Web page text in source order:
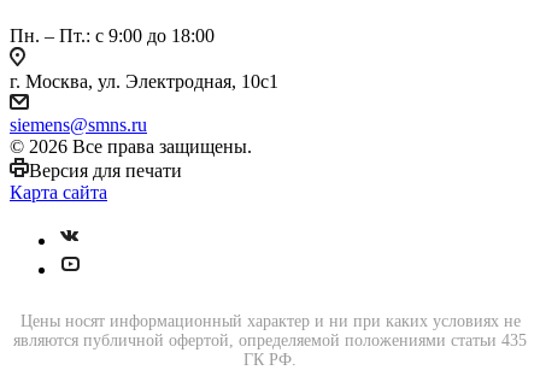
Пн. – Пт.: с 9:00 до 18:00
г. Москва, ул. Электродная, 10с1
siemens@smns.ru
© 2026 Все права защищены.
Версия для печати
Карта сайта
Цены носят информационный характер и ни при каких условиях не
являются публичной офертой, определяемой положениями статьи 435
ГК РФ.